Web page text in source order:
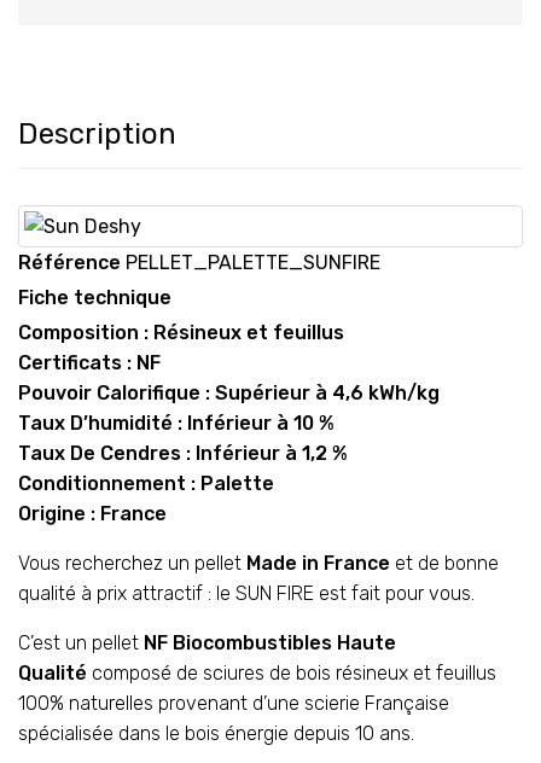
Description
Référence PELLET_PALETTE_SUNFIRE
Fiche technique
Composition : Résineux et feuillus
Certificats : NF
Pouvoir Calorifique : Supérieur à 4,6 kWh/kg
Taux D’humidité : Inférieur à 10 %
Taux De Cendres : Inférieur à 1,2 %
Conditionnement : Palette
Origine : France
Vous recherchez un pellet Made in France et de bonne
qualité à prix attractif : le SUN FIRE est fait pour vous.
C’est un pellet NF Biocombustibles Haute
Qualité composé de sciures de bois résineux et feuillus
100% naturelles provenant d’une scierie Française
spécialisée dans le bois énergie depuis 10 ans.